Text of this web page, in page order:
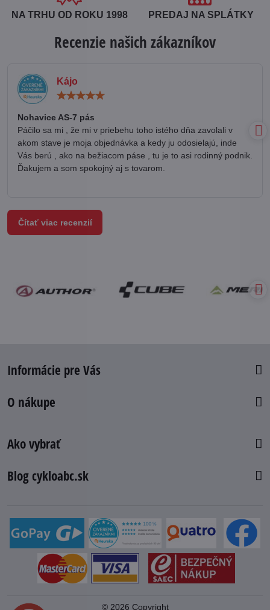
NA TRHU OD ROKU 1998 PREDAJ NA SPLÁTKY
Recenzie našich zákazníkov
Kájo
Nohavice AS-7 pás
Páčilo sa mi , že mi v priebehu toho istého dňa zavolali v
akom stave je moja objednávka a kedy ju odosielajú, inde
Vás berú , ako na bežiacom páse , tu je to asi rodinný podnik.
Ďakujem a som spokojný aj s tovarom.
Čítať viac recenzií
Informácie pre Vás
O nákupe
Ako vybrať
Blog cykloabc.sk
© 2026 Copyright